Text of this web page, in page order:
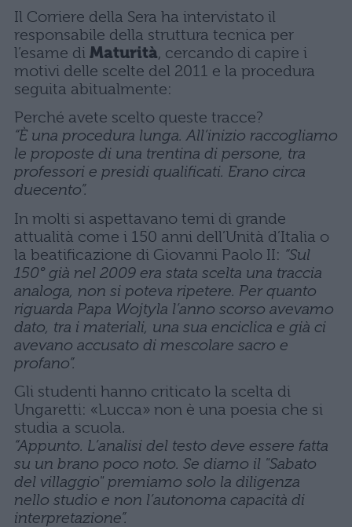
Il Corriere della Sera ha intervistato il
responsabile della struttura tecnica per
l’esame di Maturità, cercando di capire i
motivi delle scelte del 2011 e la procedura
seguita abitualmente:
Perché avete scelto queste tracce?
“È una procedura lunga. All’inizio raccogliamo
le proposte di una trentina di persone, tra
professori e presidi qualificati. Erano circa
duecento”.
In molti si aspettavano temi di grande
attualità come i 150 anni dell’Unità d’Italia o
la beatificazione di Giovanni Paolo II: “Sul
150° già nel 2009 era stata scelta una traccia
analoga, non si poteva ripetere. Per quanto
riguarda Papa Wojtyla l’anno scorso avevamo
dato, tra i materiali, una sua enciclica e già ci
avevano accusato di mescolare sacro e
profano”.
Gli studenti hanno criticato la scelta di
Ungaretti: «Lucca» non è una poesia che si
studia a scuola.
“Appunto. L’analisi del testo deve essere fatta
su un brano poco noto. Se diamo il "Sabato
del villaggio" premiamo solo la diligenza
nello studio e non l’autonoma capacità di
interpretazione”.